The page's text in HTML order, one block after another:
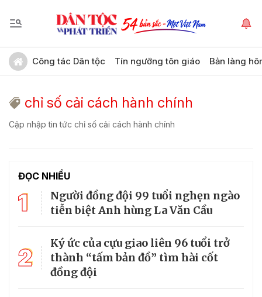
Công tác Dân tộc Tín ngưỡng tôn giáo Bản làng
chỉ số cải cách hành chính
Cập nhập tin tức chỉ số cải cách hành chính
ĐỌC NHIỀU
1
Người đồng đội 99 tuổi nghẹn ngào
tiễn biệt Anh hùng La Văn Cầu
2
Ký ức của cựu giao liên 96 tuổi trở
thành “tấm bản đồ” tìm hài cốt
đồng đội